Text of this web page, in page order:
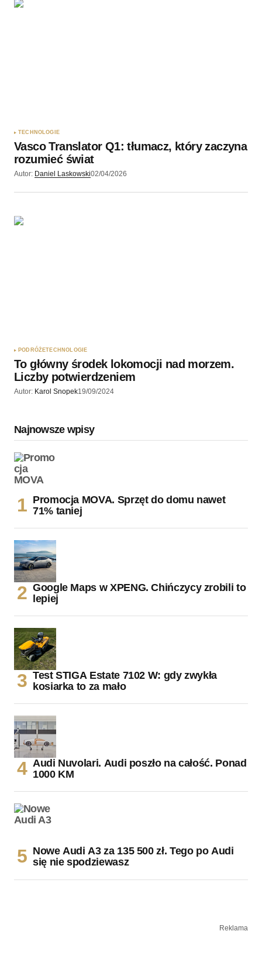
TECHNOLOGIE
Vasco Translator Q1: tłumacz, który zaczyna
rozumieć świat
Autor: Daniel Laskowski02/04/2026
PODRÓŻETECHNOLOGIE
To główny środek lokomocji nad morzem.
Liczby potwierdzeniem
Autor: Karol Snopek19/09/2024
Najnowsze wpisy
Promocja MOVA. Sprzęt do domu nawet
71% taniej
Google Maps w XPENG. Chińczycy zrobili to
lepiej
Test STIGA Estate 7102 W: gdy zwykła
kosiarka to za mało
Audi Nuvolari. Audi poszło na całość. Ponad
1000 KM
Nowe Audi A3 za 135 500 zł. Tego po Audi
się nie spodziewasz
Reklama